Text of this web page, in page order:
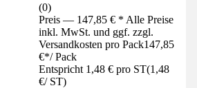
(0)
Preis — 147,85 € * Alle Preise
inkl. MwSt. und ggf. zzgl.
Versandkosten pro Pack147,85
€*/ Pack
Entspricht 1,48 € pro ST(1,48
€/ ST)